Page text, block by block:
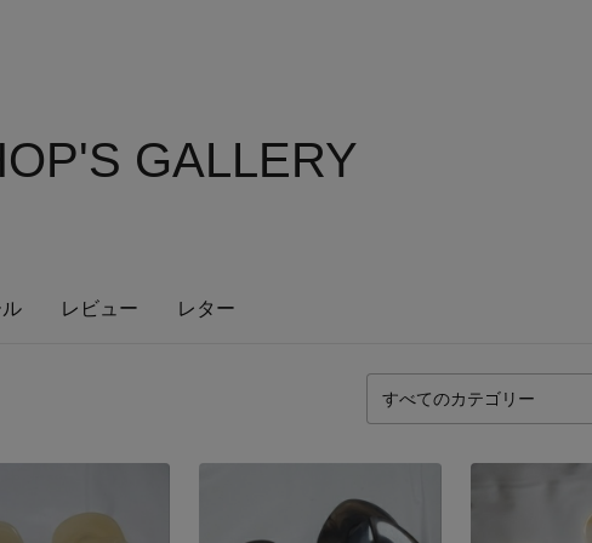
GALLERY
レビュー レター